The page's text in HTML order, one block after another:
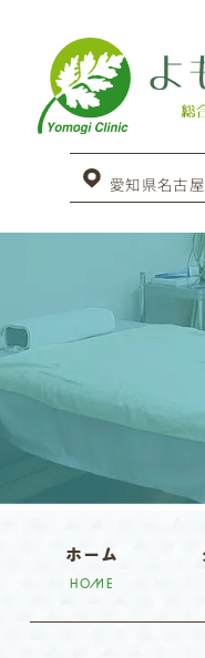
愛知県名古
ホーム
HOME